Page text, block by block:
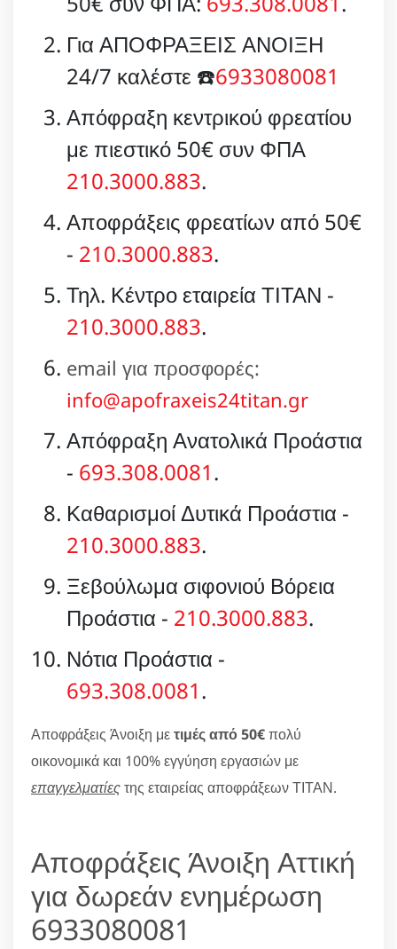
Για ΑΠΟΦΡΑΞΕΙΣ ΑΝΟΙΞΗ
24/7 καλέστε ☎️6933080081
Απόφραξη κεντρικού φρεατίου
με πιεστικό 50€ συν ΦΠΑ
210.3000.883.
Αποφράξεις φρεατίων από 50€
- 210.3000.883.
Τηλ. Κέντρο εταιρεία ΤΙΤΑΝ -
210.3000.883.
email για προσφορές:
info@apofraxeis24titan.gr
Απόφραξη Ανατολικά Προάστια
- 693.308.0081.
Καθαρισμοί Δυτικά Προάστια -
210.3000.883.
Ξεβούλωμα σιφονιού Βόρεια
Προάστια - 210.3000.883.
Νότια Προάστια -
693.308.0081.
Αποφράξεις Άνοιξη μετιμές από 50€πολύ
οικονομικά και 100% εγγύηση εργασιών με
επαγγελματίεςτης εταιρείας αποφράξεων ΤΙΤΑΝ.
Αποφράξεις Άνοιξη Αττική
για δωρεάν ενημέρωση
6933080081